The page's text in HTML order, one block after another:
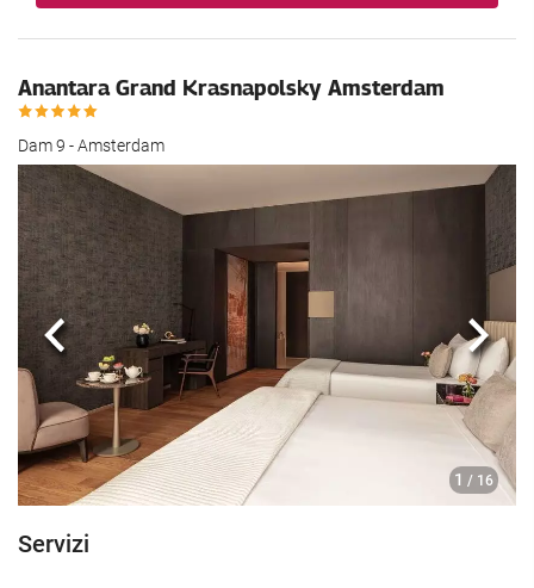
Anantara Grand Krasnapolsky Amsterdam
Dam 9 - Amsterdam
1 / 16
Anteriore
Servizi